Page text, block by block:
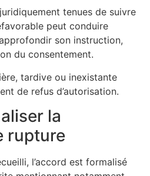
tenues de suivre
peut conduire
son instruction,
du consentement.
tardive ou inexistante
de refus d’autorisation.
la
rupture
l’accord est formalisé